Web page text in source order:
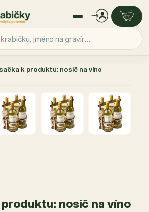
k produktu: nosič na víno
nosič na víno